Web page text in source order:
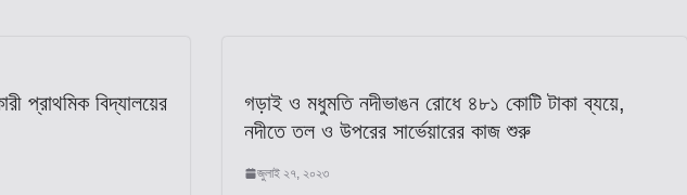
প্রাথমিক বিদ্যালয়ের
গড়াই ও মধুমতি নদীভাঙন রোধে ৪৮১ কোটি টাকা ব্যয়ে,
নদীতে তল ও উপরের সার্ভেয়ারের কাজ শুরু
জুলাই ২৭, ২০২৩